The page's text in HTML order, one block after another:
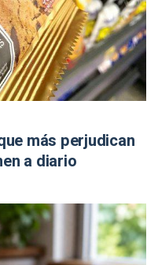
más perjudican
a diario